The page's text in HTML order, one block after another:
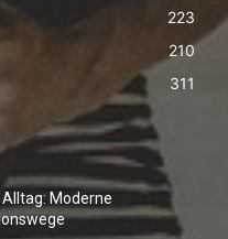
223
210
311
Moderne